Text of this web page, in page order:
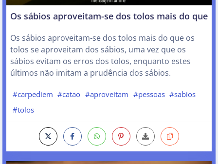
Os sábios aproveitam-se dos tolos mais do que
Os sábios aproveitam-se dos tolos mais do que os
tolos se aproveitam dos sábios, uma vez que os
sábios evitam os erros dos tolos, enquanto estes
últimos não imitam a prudência dos sábios.
#carpediem #catao #aproveitam #pessoas #sabios
#tolos